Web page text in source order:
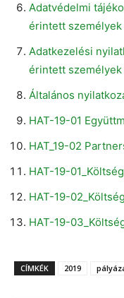
Adatvédelmi
érintett
Adatkezelési
érintett
Általános
HAT-19-01
HAT_19-02
HAT-19-
HAT-19-
HAT-19-
CÍMKÉK 2019